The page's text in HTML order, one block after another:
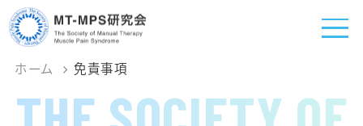
ホーム 免責事項